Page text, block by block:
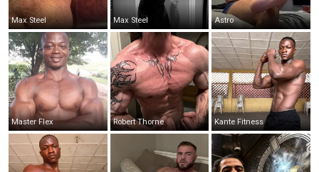
Max Steel Max Steel Astro
Master Flex Robert Thorne Kante Fitness